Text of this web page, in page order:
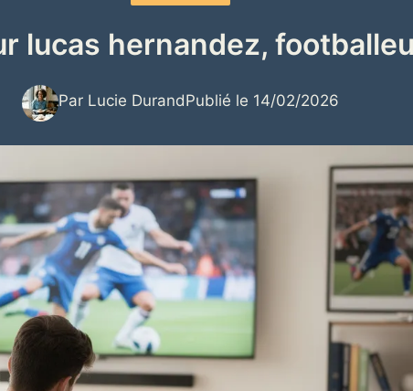
lucas hernandez,
Par Lucie DurandPublié le 14/02/2026